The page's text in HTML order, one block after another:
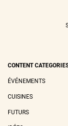
CONTENT
ÉVÉNEMENTS
CUISINES
FUTURS